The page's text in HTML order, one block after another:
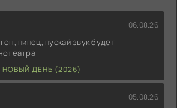
06.08.26
пипец, пускай звук будет
ДЕНЬ (2026)
05.08.26